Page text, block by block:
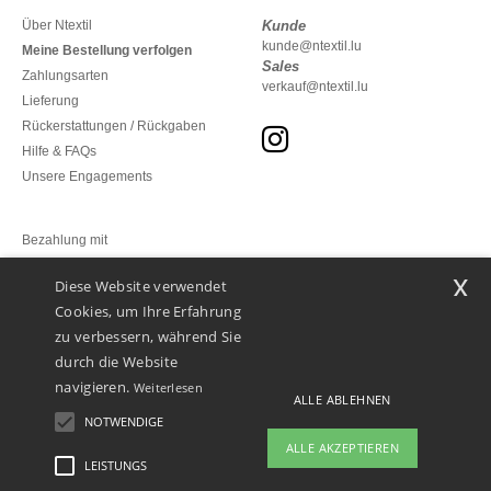
Über Ntextil
Meine Bestellung verfolgen
Zahlungsarten
Lieferung
Rückerstattungen / Rückgaben
Hilfe & FAQs
Unsere Engagements
Kunde
kunde@ntextil.lu
Sales
verkauf@ntextil.lu
Bezahlung mit
Unsere Paketzusteller
Diese Website verwendet
Cookies, um Ihre Erfahrung
zu verbessern, während Sie
durch die Website
navigieren. Weiterlesen
NOTWENDIGE
LEISTUNGS
ALLE ABLEHNEN
ALLE AKZEPTIEREN
x